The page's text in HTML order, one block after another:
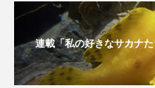
横浜開運水族館 正月
死滅回遊魚 水
連載「私の好きなサカナ